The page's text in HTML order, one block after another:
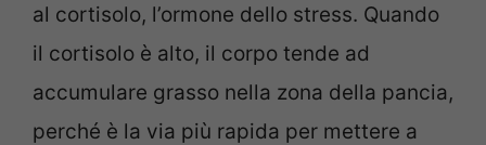
al cortisolo, l’ormone dello stress. Quando
il cortisolo è alto, il corpo tende ad
accumulare grasso nella zona della pancia,
perché è la via più rapida per mettere a